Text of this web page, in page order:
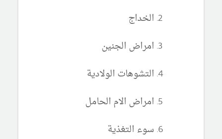
الخداج
امراض الجنين
التشوهات الولادية
امراض الام الحامل
سوء التغذية